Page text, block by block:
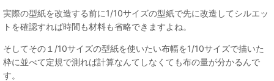
実際の型紙を改造する前に1/10サイズの型紙で先に改造してシルエッ
トを確認すれば時間も材料も省略できますよね。
そしてその１/10サイズの型紙を使いたい布幅を1/10サイズで描いた
枠に並べて定規で測れば計算なんてしなくても布の量が分かるんで
す。